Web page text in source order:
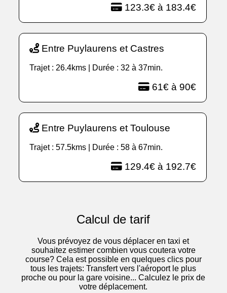
123.3€ à 183.4€
Entre Puylaurens et Castres
Trajet : 26.4kms | Durée : 32 à 37min.
61€ à 90€
Entre Puylaurens et Toulouse
Trajet : 57.5kms | Durée : 58 à 67min.
129.4€ à 192.7€
Calcul de tarif
Vous prévoyez de vous déplacer en taxi et
souhaitez estimer combien vous coutera votre
course? Cela est possible en quelques clics pour
tous les trajets: Transfert vers l'aéroport le plus
proche ou pour la gare voisine... Calculez le prix de
votre déplacement.